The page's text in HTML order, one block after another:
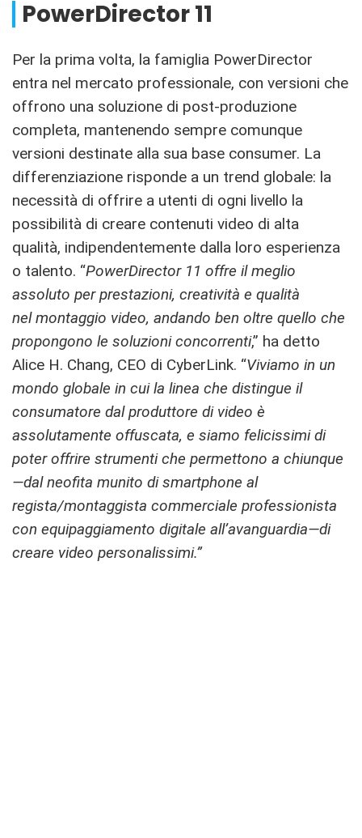
PowerDirector 11
Per la prima volta, la famiglia PowerDirector
entra nel mercato professionale, con versioni che
offrono una soluzione di post-produzione
completa, mantenendo sempre comunque
versioni destinate alla sua base consumer. La
differenziazione risponde a un trend globale: la
necessità di offrire a utenti di ogni livello la
possibilità di creare contenuti video di alta
qualità, indipendentemente dalla loro esperienza
o talento. “PowerDirector 11 offre il meglio
assoluto per prestazioni, creatività e qualità
nel montaggio video, andando ben oltre quello che
propongono le soluzioni concorrenti,” ha detto
Alice H. Chang, CEO di CyberLink. “Viviamo in un
mondo globale in cui la linea che distingue il
consumatore dal produttore di video è
assolutamente offuscata, e siamo felicissimi di
poter offrire strumenti che permettono a chiunque
—dal neofita munito di smartphone al
regista/montaggista commerciale professionista
con equipaggiamento digitale all’avanguardia—di
creare video personalissimi.”